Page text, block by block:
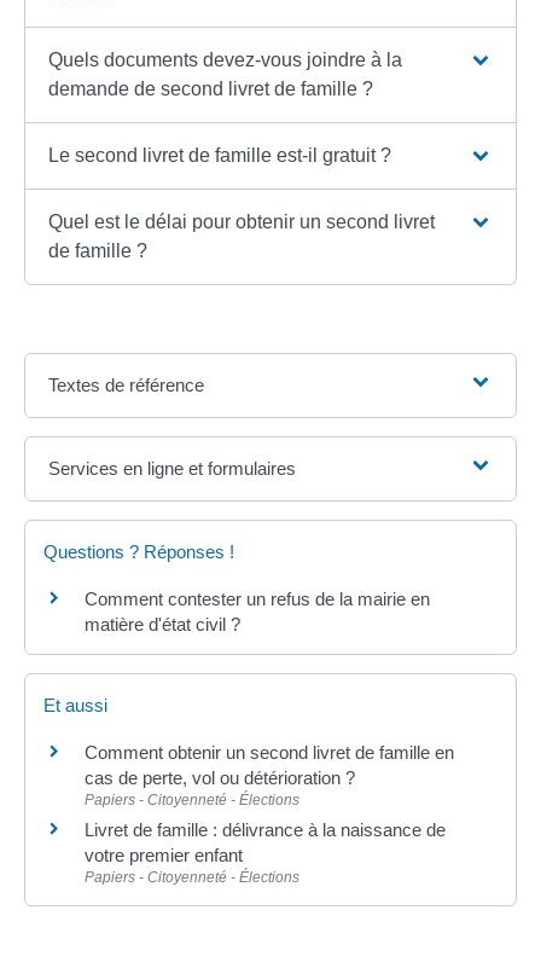
Quels documents devez-vous joindre à la
demande de second livret de famille ?
Le second livret de famille est-il gratuit ?
Quel est le délai pour obtenir un second livret
de famille ?
Textes de référence
Services en ligne et formulaires
Questions ? Réponses !
Comment contester un refus de la mairie en
matière d'état civil ?
Et aussi
Comment obtenir un second livret de famille en
cas de perte, vol ou détérioration ?
Papiers - Citoyenneté - Élections
Livret de famille : délivrance à la naissance de
votre premier enfant
Papiers - Citoyenneté - Élections